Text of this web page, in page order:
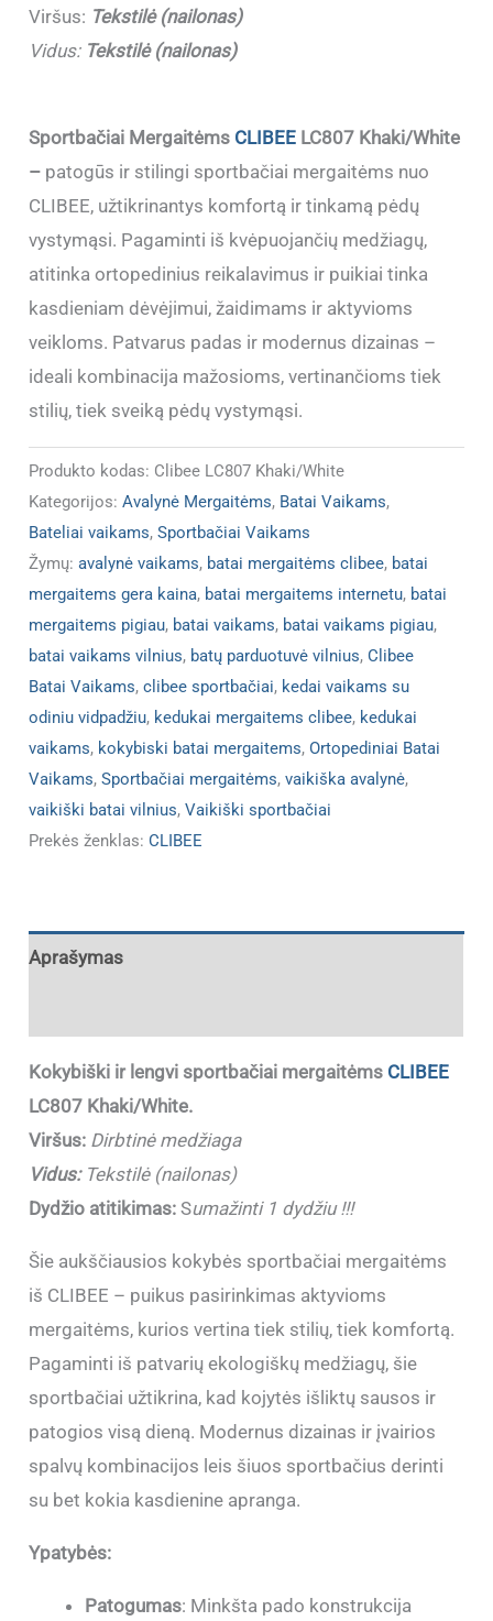
dydžiu
!!!)
Viršus: Tekstilė (nailonas)
Vidus: Tekstilė (nailonas)
Sportbačiai Mergaitėms CLIBEE LC807 Khaki/White
– patogūs ir stilingi sportbačiai mergaitėms nuo
CLIBEE, užtikrinantys komfortą ir tinkamą pėdų
vystymąsi. Pagaminti iš kvėpuojančių medžiagų,
atitinka ortopedinius reikalavimus ir puikiai tinka
kasdieniam dėvėjimui, žaidimams ir aktyvioms
veikloms. Patvarus padas ir modernus dizainas –
ideali kombinacija mažosioms, vertinančioms tiek
stilių, tiek sveiką pėdų vystymąsi.
Produkto kodas: Clibee LC807 Khaki/White
Kategorijos:Avalynė Mergaitėms, Batai Vaikams,
Bateliai vaikams,Sportbačiai Vaikams
Žymų:avalynė vaikams, batai mergaitėms clibee, batai
mergaitems gera kaina, batai mergaitems internetu, batai
mergaitems pigiau, batai vaikams, batai vaikams pigiau,
batai vaikams vilnius, batų parduotuvė vilnius,Clibee
Batai Vaikams,clibee sportbačiai, kedai vaikams su
odiniu vidpadžiu, kedukai mergaitems clibee, kedukai
vaikams, kokybiski batai mergaitems,Ortopediniai Batai
Vaikams,Sportbačiai mergaitėms,vaikiška avalynė,
vaikiški batai vilnius,Vaikiški sportbačiai
Prekės ženklas:CLIBEE
Aprašymas
Kokybiški ir lengvi sportbačiai mergaitėms CLIBEE
LC807 Khaki/White.
Viršus: Dirbtinė medžiaga
Vidus:Tekstilė (nailonas)
Dydžio atitikimas: Sumažinti 1 dydžiu !!!
Šie aukščiausios kokybės sportbačiai mergaitėms
iš CLIBEE – puikus pasirinkimas aktyvioms
mergaitėms, kurios vertina tiek stilių, tiek komfortą.
Pagaminti iš patvarių ekologiškų medžiagų, šie
sportbačiai užtikrina, kad kojytės išliktų sausos ir
patogios visą dieną. Modernus dizainas ir įvairios
spalvų kombinacijos leis šiuos sportbačius derinti
su bet kokia kasdienine apranga.
Ypatybės:
Patogumas: Minkšta pado konstrukcija